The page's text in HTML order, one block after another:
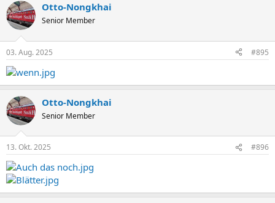
k
t
i
e
n
:
Otto-Nongkhai
Senior Member
03. Aug. 2025 #895
Otto-Nongkhai
Senior Member
13. Okt. 2025 #896